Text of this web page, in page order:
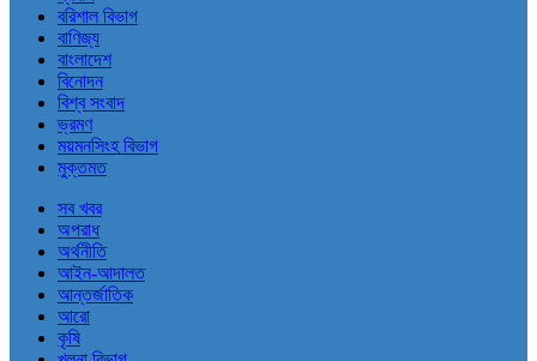
বরিশাল বিভাগ
বাণিজ্য
বাংলাদেশ
বিনোদন
বিশ্ব সংবাদ
ভ্রমণ
ময়মনসিংহ বিভাগ
মুক্তমত
সব খবর
অপরাধ
অর্থনীতি
আইন-আদালত
আন্তর্জাতিক
আরো
কৃষি